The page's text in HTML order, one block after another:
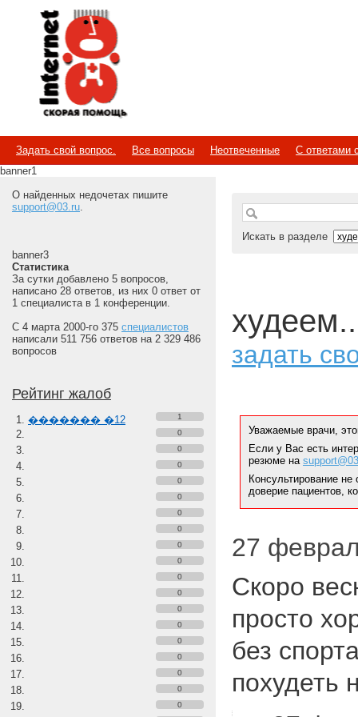
Internet
Скорая помощь
Задать свой вопрос. Все вопросы Неотвеченные
С ответами
banner1
О найденных недочетах пишите
support@03.ru.
banner3
Статистика
За сутки добавлено 5 вопросов,
написано 28 ответов, из них 0 ответ от
1 специалиста в 1 конференции.
С 4 марта 2000-го 375 специалистов
написали 511 756 ответов на 2 329 486
вопросов
Рейтинг жалоб
������� �12
1
0
0
0
0
0
0
0
0
0
0
0
0
0
0
0
0
0
0
Искать в разделе
задать
Уважаемые врачи,
Если у Вас есть
резюме на
Консультирование
доверие пациентов,
27
Скоро
просто
без
похудеть